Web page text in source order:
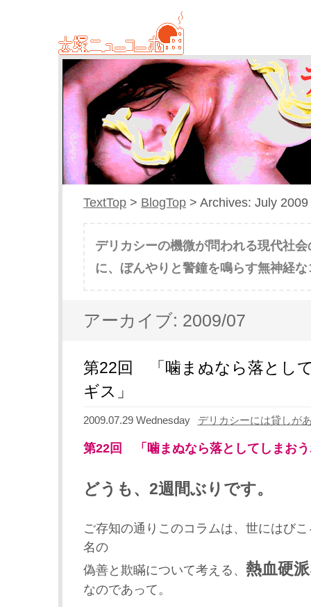
TextTop > BlogTop > Archives: July 2009
デリカシーの機微が問われる現代社
に、ぼんやりと警鐘を鳴らす無神経な
アーカイブ: 2009/07
第22回 「噛まぬなら落とし
ギス」
2009.07.29 Wednesday デリカシーには貸しが
第22回 「噛まぬなら落としてしまお
どうも、2週間ぶりです。
ご存知の通りこのコラムは、世にはび
名の
偽善と欺瞞について考える、 熱血硬
なのであって。